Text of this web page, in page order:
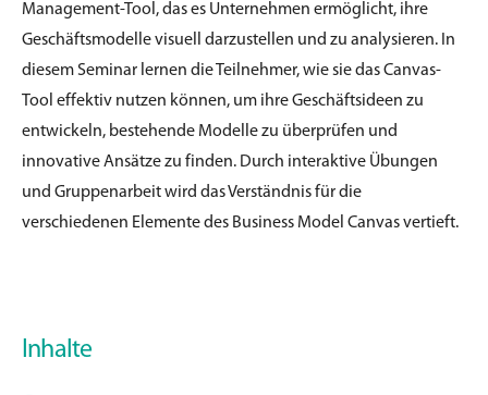
Management-Tool, das es Unternehmen ermöglicht, ihre
Geschäftsmodelle visuell darzustellen und zu analysieren. In
diesem Seminar lernen die Teilnehmer, wie sie das Canvas-
Tool effektiv nutzen können, um ihre Geschäftsideen zu
entwickeln, bestehende Modelle zu überprüfen und
innovative Ansätze zu finden. Durch interaktive Übungen
und Gruppenarbeit wird das Verständnis für die
verschiedenen Elemente des Business Model Canvas vertieft.
Inhalte